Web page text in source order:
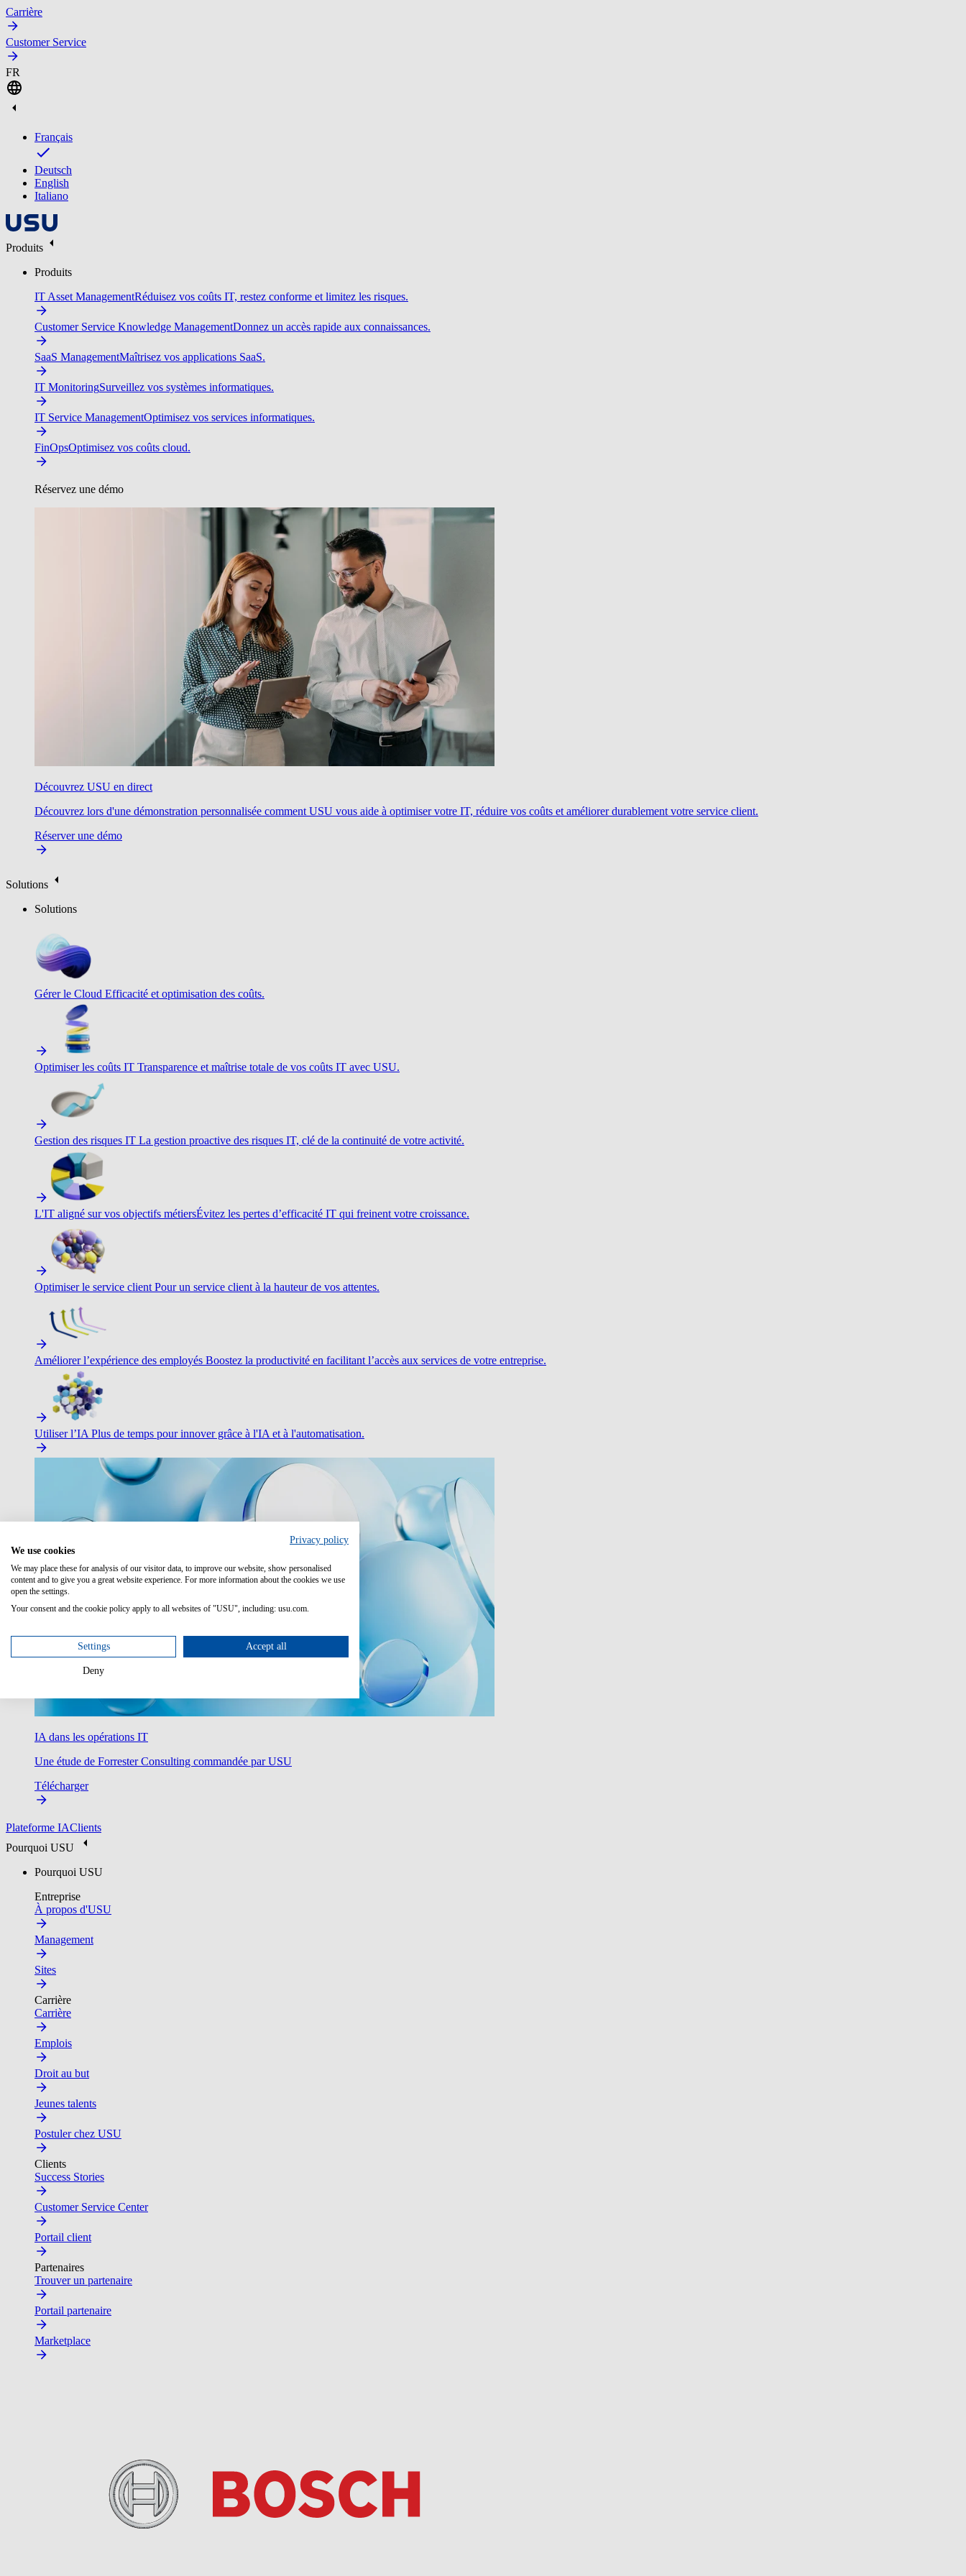
Carrière
Customer Service
FR
Français
Deutsch
English
Italiano
Produits
Produits
IT Asset ManagementRéduisez vos coûts IT, restez conforme et limitez les risques.
Customer Service Knowledge ManagementDonnez un accès rapide aux connaissances.
SaaS ManagementMaîtrisez vos applications SaaS.
IT MonitoringSurveillez vos systèmes informatiques.
IT Service ManagementOptimisez vos services informatiques.
FinOpsOptimisez vos coûts cloud.
Réservez une démo
Découvrez USU en direct
Découvrez lors d'une démonstration personnalisée comment USU vous aide à optimiser votre IT, réduire vos coûts et améliorer durablement votre service client.
Réserver une démo
Solutions
Solutions
Gérer le Cloud Efficacité et optimisation des coûts.
Optimiser les coûts IT Transparence et maîtrise totale de vos coûts IT avec USU.
Gestion des risques IT La gestion proactive des risques IT, clé de la continuité de votre activité.
L'IT aligné sur vos objectifs métiersÉvitez les pertes d’efficacité IT qui freinent votre croissance.
Optimiser le service client Pour un service client à la hauteur de vos attentes.
Améliorer l’expérience des employés Boostez la productivité en facilitant l’accès aux services de votre entreprise.
Utiliser l’IA Plus de temps pour innover grâce à l'IA et à l'automatisation.
IA dans les opérations IT
Une étude de Forrester Consulting commandée par USU
Télécharger
Plateforme IAClients
Pourquoi USU
Pourquoi USU
Entreprise
À propos d'USU
Management
Sites
Carrière
Carrière
Emplois
Droit au but
Jeunes talents
Postuler chez USU
Clients
Success Stories
Customer Service Center
Portail client
Partenaires
Trouver un partenaire
Portail partenaire
Marketplace
Privacy policy
We use cookies
We may place these for analysis of our visitor data, to improve our website, show personalised
content and to give you a great website experience. For more information about the cookies we use
open the settings.
Your consent and the cookie policy apply to all websites of "USU", including: usu.com.
Settings Accept all
Deny